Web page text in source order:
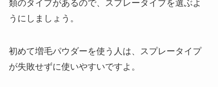
類のタイプがあるので、スプレータイプを選ぶよ
うにしましょう。
初めて増毛パウダーを使う人は、スプレータイプ
が失敗せずに使いやすいですよ。